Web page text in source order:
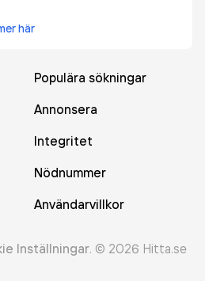
här
Populära sökningar
Annonsera
Integritet
Nödnummer
Användarvillkor
Inställningar. © 2026 Hitta.se